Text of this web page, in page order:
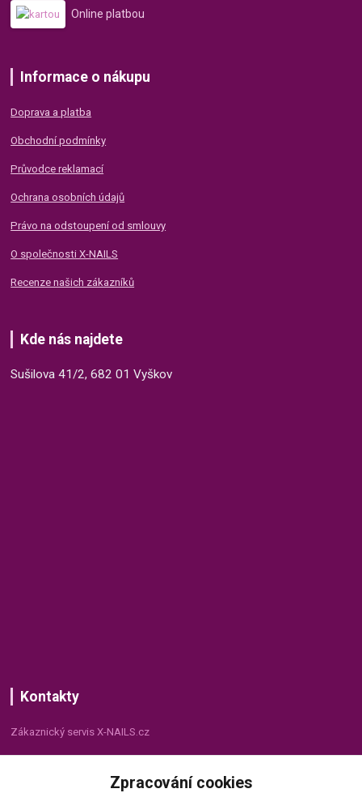
Online platbou
Informace o nákupu
Doprava a platba
Obchodní podmínky
Průvodce reklamací
Ochrana osobních údajů
Právo na odstoupení od smlouvy
O společnosti X-NAILS
Recenze našich zákazníků
Kde nás najdete
Sušilova 41/2, 682 01 Vyškov
Kontakty
Zákaznický servis X-NAILS.cz
+420 735 055 075Zpracování cookies